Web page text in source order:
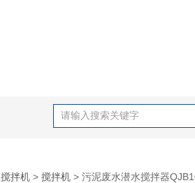
拌机 > 搅拌机 > 污泥废水潜水搅拌器